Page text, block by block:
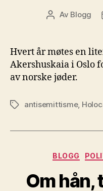
Av Blogg
Hvert år møtes en
Akershuskaia i Oslo
av norske jøder.
Stikkordantisemittisme,
BLOGG
Om hån,